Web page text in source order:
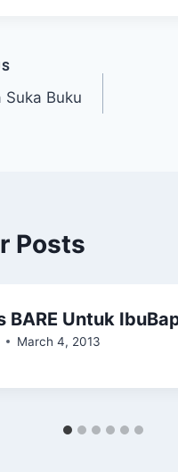
Suka Buku
Posts
BARE Untuk
March 4, 2013